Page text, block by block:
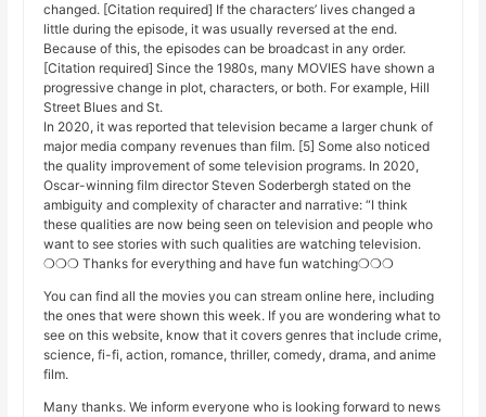
changed. [Citation required] If the characters’ lives changed a
little during the episode, it was usually reversed at the end.
Because of this, the episodes can be broadcast in any order.
[Citation required] Since the 1980s, many MOVIES have shown a
progressive change in plot, characters, or both. For example, Hill
Street Blues and St.
In 2020, it was reported that television became a larger chunk of
major media company revenues than film. [5] Some also noticed
the quality improvement of some television programs. In 2020,
Oscar-winning film director Steven Soderbergh stated on the
ambiguity and complexity of character and narrative: “I think
these qualities are now being seen on television and people who
want to see stories with such qualities are watching television.
❍❍❍ Thanks for everything and have fun watching❍❍❍
You can find all the movies you can stream online here, including
the ones that were shown this week. If you are wondering what to
see on this website, know that it covers genres that include crime,
science, fi-fi, action, romance, thriller, comedy, drama, and anime
film.
Many thanks. We inform everyone who is looking forward to news